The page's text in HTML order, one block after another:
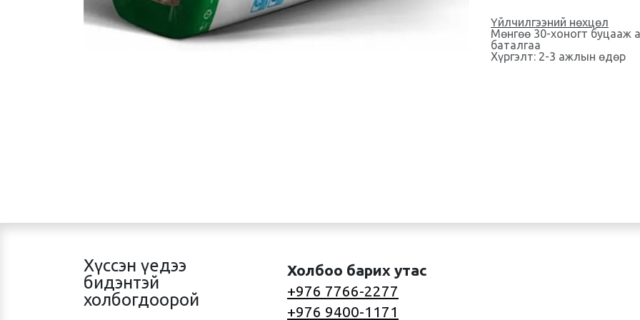
Үйлчилгээний нөхцөл
Мөнгөө 30-хоногт буцааж
баталгаа
Хүргэлт: 2-3 ажлын өдөр
Хүссэн үедээ
бидэнтэй
холбогдоорой
Холбоо барих утас
+976 7766-2277
+976 9400-1171